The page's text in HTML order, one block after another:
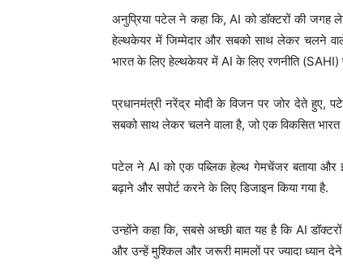
अनुप्रिया पटेल ने कहा कि, AI को डॉक्टरों की जगह
हेल्थकेयर में जिम्मेदार और सबको साथ लेकर चलने
भारत के लिए हेल्थकेयर में AI के लिए रणनीति
प्रधानमंत्री नरेंद्र मोदी के विजन पर जोर देते हुए,
सबको साथ लेकर चलने वाला है, जो एक विकसित
पटेल ने AI को एक पब्लिक हेल्थ गेमचेंजर बताया और
बढ़ाने और सपोर्ट करने के लिए डिजाइन किया गया है.
उन्होंने कहा कि, सबसे अच्छी बात यह है कि AI
और उन्हें मुश्किल और जरूरी मामलों पर ज्यादा ध्यान